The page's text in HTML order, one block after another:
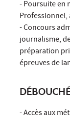
- Poursuite en
Professionnel,
- Concours
journalisme,
préparation
épreuves de
- Accès aux